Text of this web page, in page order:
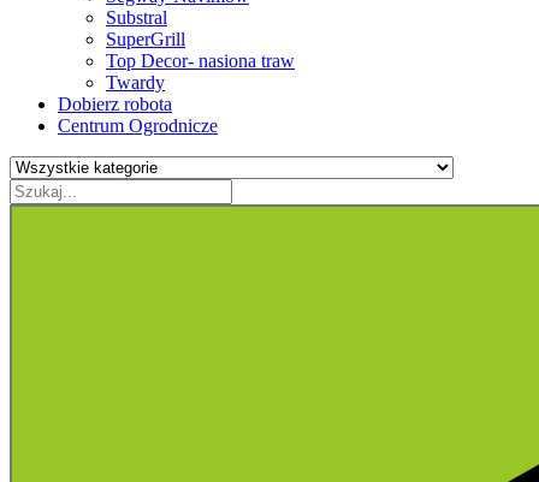
Substral
SuperGrill
Top Decor- nasiona traw
Twardy
Dobierz robota
Centrum Ogrodnicze